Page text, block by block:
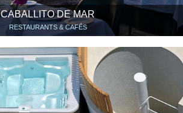
CABALLITO DE MAR
RESTAURANTS & CAFÉS